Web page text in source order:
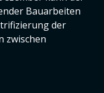
Bauarbeiten
der
zwischen